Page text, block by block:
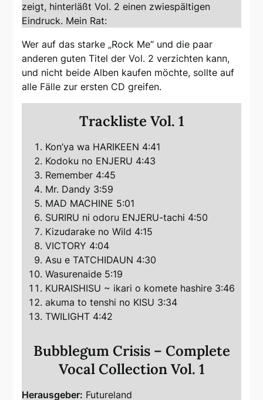
zeigt, hinterläßt Vol. 2 einen zwiespältigen
Eindruck. Mein Rat:
Wer auf das starke „Rock Me“ und die paar
anderen guten Titel der Vol. 2 verzichten kann,
und nicht beide Alben kaufen möchte, sollte auf
alle Fälle zur ersten CD greifen.
Trackliste Vol. 1
Kon’ya wa HARIKEEN 4:41
Kodoku no ENJERU 4:43
Remember 4:45
Mr. Dandy 3:59
MAD MACHINE 5:01
SURIRU ni odoru ENJERU-tachi 4:50
Kizudarake no Wild 4:15
VICTORY 4:04
Asu e TATCHIDAUN 4:30
Wasurenaide 5:19
KURAISHISU ~ ikari o komete hashire 3:46
akuma to tenshi no KISU 3:34
TWILIGHT 4:42
Bubblegum Crisis – Complete
Vocal Collection Vol. 1
Herausgeber: Futureland